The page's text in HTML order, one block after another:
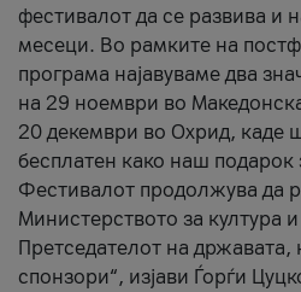
фестивалот да се развива и
месеци. Во рамките на
програма најавуваме два
на 29 ноември во
20 декември во Охрид, каде
бесплатен како наш подарок
Фестивалот продолжува да
Министерството за култура
Претседателот на
спонзори“, изјави Ѓорѓи